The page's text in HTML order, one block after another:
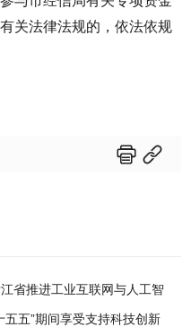
关法律法规的，依法依规
 
省推进工业互联网与人工智
五五”期间享受支持科技创新